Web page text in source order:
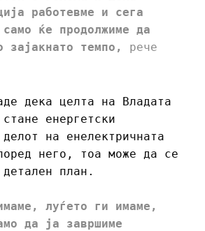
работевме и сега
ќе продолжиме да
зајакнато темпо,
рече
дека целта на Владата
енергетски
на енелектричната
него, тоа може да се
план.
луѓето ги имаме,
да ја завршиме